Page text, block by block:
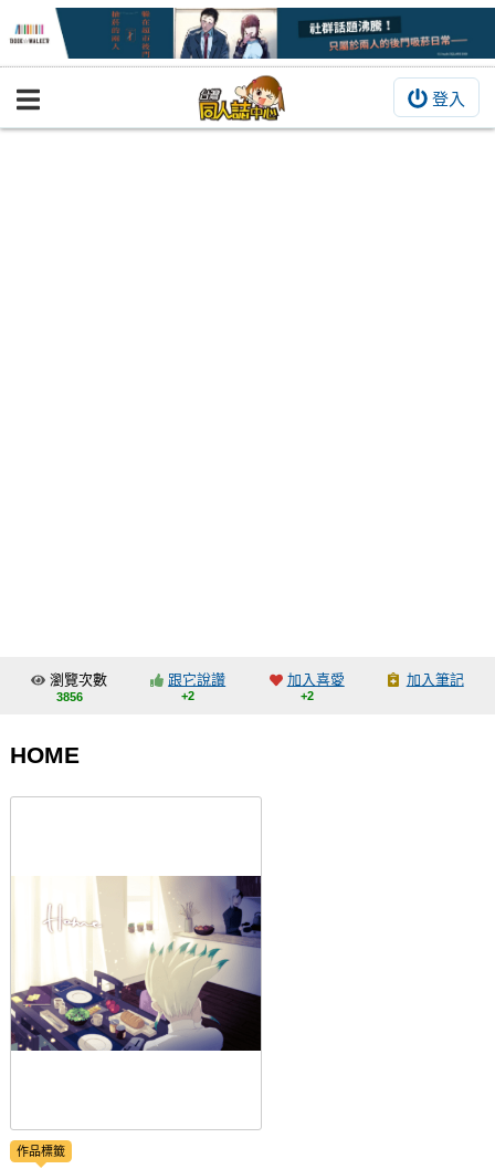
登入
BOOKY書集倉庫
交流中心
瀏覽次數
3856
跟它說讚
+2
加入喜愛
+2
加入筆記
HOME
作品標籤